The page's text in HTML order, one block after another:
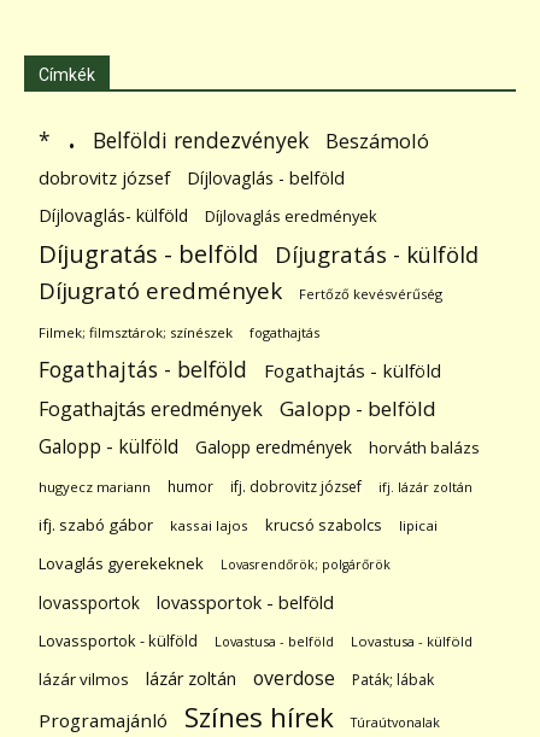
Címkék
* . Belföldi rendezvények Beszámoló
dobrovitz józsef
Díjlovaglás - belföld
Díjlovaglás- külföld
Díjlovaglás eredmények
Díjugratás - belföld Díjugratás - külföld
Díjugrató eredmények Fertőző kevésvérűség
Filmek; filmsztárok; színészek fogathajtás
Fogathajtás - belföld Fogathajtás - külföld
Fogathajtás eredmények Galopp - belföld
Galopp - külföld Galopp eredmények horváth balázs
hugyecz mariann humor ifj. dobrovitz józsef ifj. lázár zoltán
ifj. szabó gábor kassai lajos krucsó szabolcs lipicai
Lovaglás gyerekeknek Lovasrendőrök; polgárőrök
lovassportok lovassportok - belföld
Lovassportok - külföld Lovastusa - belföld Lovastusa - külföld
lázár vilmos lázár zoltán overdose Paták; lábak
Programajánló Színes hírek Túraútvonalak